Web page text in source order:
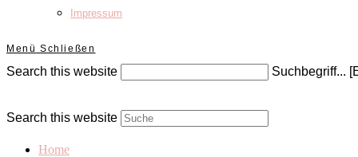
Impressum
Menü Schließen
Search this website Suchbegriff...
Search this website
Home